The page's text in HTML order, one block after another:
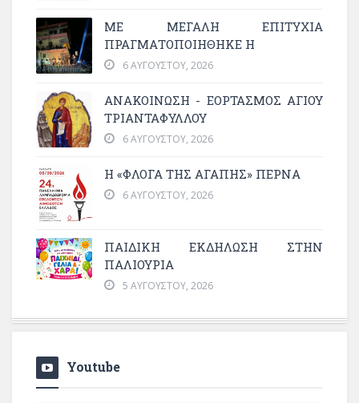
ΜΕ ΜΕΓΆΛΗ ΕΠΙΤΥΧΊΑ
ΠΡΑΓΜΑΤΟΠΟΙΉΘΗΚΕ Η
6 ΑΥΓΟΎΣΤΟΥ, 2026
ΑΝΑΚΟΙΝΩΣΗ - ΕΟΡΤΑΣΜΟΣ ΑΓΙΟΥ
ΤΡΙΑΝΤΑΦΥΛΛΟΥ
6 ΑΥΓΟΎΣΤΟΥ, 2026
Η «ΦΛΌΓΑ ΤΗΣ ΑΓΆΠΗΣ» ΠΕΡΝΆ
6 ΑΥΓΟΎΣΤΟΥ, 2026
ΠΑΙΔΙΚΗ ΕΚΔΗΛΩΣΗ ΣΤΗΝ
ΠΑΛΙΟΥΡΙΑ
5 ΑΥΓΟΎΣΤΟΥ, 2026
Youtube